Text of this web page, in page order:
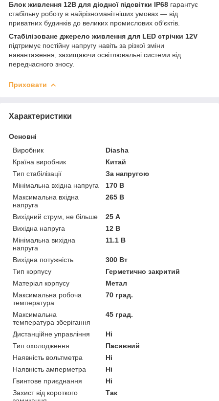
Блок живлення 12В для діодної підсвітки IP68 гарантує
стабільну роботу в найрізноманітніших умовах — від
приватних будинків до великих промислових об′єктів.
Стабілізоване джерело живлення для LED стрічки 12V
підтримує постійну напругу навіть за різкої зміни
навантаження, захищаючи освітлювальні системи від
передчасного зносу.
Приховати
Характеристики
Основні
Виробник
Diasha
Країна виробник
Китай
Тип стабілізації
За напругою
Мінімальна вхідна напруга
170 В
Максимальна вхідна
напруга
265 В
Вихідний струм, не більше
25 А
Вихідна напруга
12 В
Мінімальна вихідна
напруга
11.1 В
Вихідна потужність
300 Вт
Тип корпусу
Герметично закритий
Матеріал корпусу
Метал
Максимальна робоча
температура
70 град.
Максимальна
температура зберігання
45 град.
Дистанційне управління
Ні
Тип охолодження
Пасивний
Наявність вольтметра
Ні
Наявність амперметра
Ні
Гвинтове приєднання
Ні
Захист від короткого
Так